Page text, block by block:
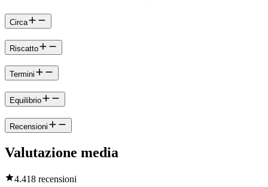
Circa
Riscatto
Termini
Equilibrio
Recensioni
Valutazione media
4.418 recensioni